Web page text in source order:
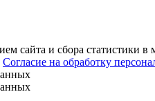
сайта и сбора статистики
Согласие на обработку